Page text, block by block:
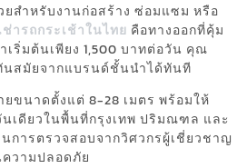
สำหรับงานก่อสร้าง ซ่อมแซม หรือ
ช่ารถกระเช้าในไทย คือทางออกที่คุ้ม
ริ่มต้นเพียง 1,500 บาทต่อวัน คุณ
นสมัยจากแบรนด์ชั้นนำได้ทันที
ยขนาดตั้งแต่ 8-28 เมตร พร้อมให้
เดียวในพื้นที่กรุงเทพ ปริมณฑล และ
การตรวจสอบจากวิศวกรผู้เชี่ยวชาญ
วามปลอดภัย